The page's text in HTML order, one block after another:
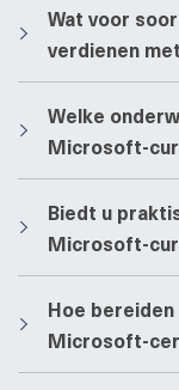
​​Wat voor
verdienen
​​Welke
Microsoft-
​​Biedt u
Microsoft-
​​Hoe
Microsoft-